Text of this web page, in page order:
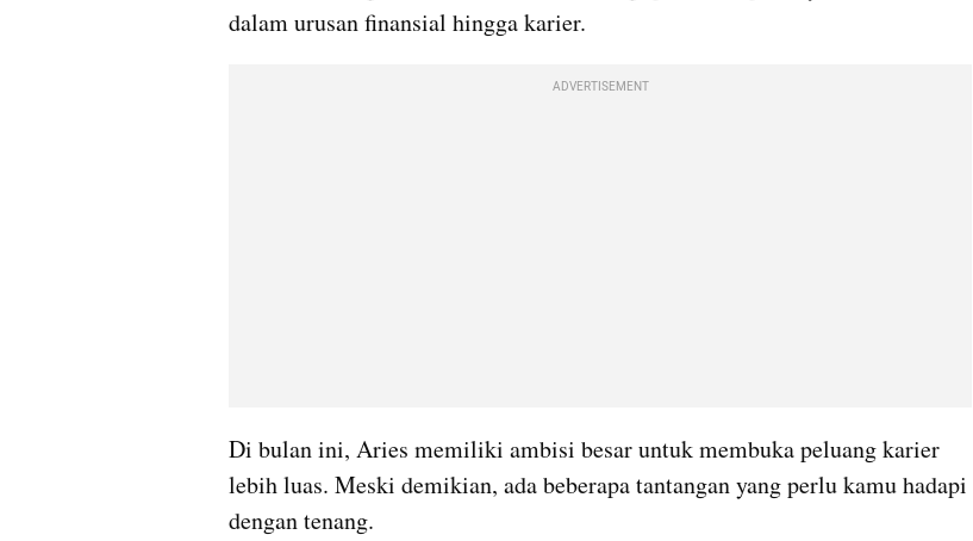
dalam urusan finansial hingga karier.
ADVERTISEMENT
Di bulan ini, Aries memiliki ambisi besar untuk membuka peluang karier
lebih luas. Meski demikian, ada beberapa tantangan yang perlu kamu hadapi
dengan tenang.